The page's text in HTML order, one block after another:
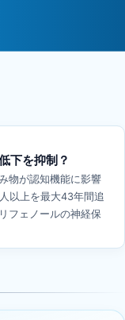
下を抑制？
物が認知機能に影響
以上を最大43年間追
フェノールの神経保